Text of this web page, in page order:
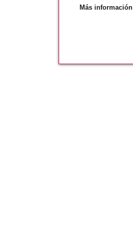
Más información